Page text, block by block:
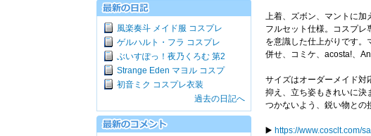
風楽奏斗 メイド服 コスプレ
ゲルハルト・フラ コスプレ
ぶいすぽっ！夜乃くろむ 第2
Strange Eden マヨル コスプ
初音ミク コスプレ衣装
過去の日記へ
上着、ズボン、マントに加
フルセット仕様。コスプ
を意識した仕上がりです。
併せ、コミケ、acosta!、
サイズはオーダーメイド対
抑え、立ち姿もきれいに決
つかないよう、鋭い物との
▶️ https://www.cosclt.com/